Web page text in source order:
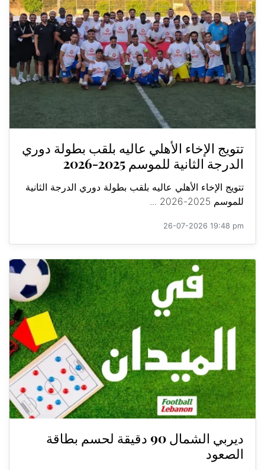
تتويج الإخاء الأهلي عاليه بلقب بطولة دوري
الدرجة الثانية للموسم 2025-2026
تتويج الإخاء الأهلي عاليه بلقب بطولة دوري الدرجة الثانية
للموسم 2025-2026 ...
26-07-2026 19:48 pm
ديربي الشمال 90 دقيقة لحسم بطاقة
الصعود